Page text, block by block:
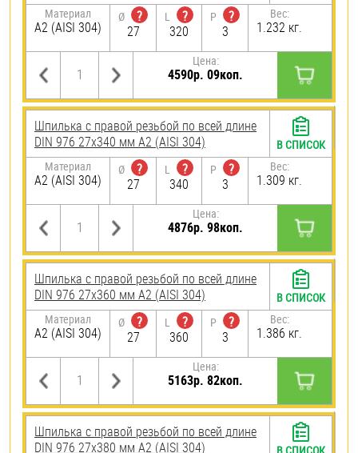
Материал
А2 (AISI 304)
Ø
?
27
L
?
320
P
?
3
Вес:
1.232 кг.
Цена:
4590р. 09коп.
Шпилька с правой резьбой по всей длине
DIN 976 27х340 мм А2 (AISI 304)
Материал
А2 (AISI 304)
Ø
?
27
L
?
340
P
?
3
Вес:
1.309 кг.
Цена:
4876р. 98коп.
В СПИСОК
Шпилька с правой резьбой по всей длине
DIN 976 27х360 мм А2 (AISI 304)
Материал
А2 (AISI 304)
Ø
?
27
L
?
360
P
?
3
Вес:
1.386 кг.
Цена:
5163р. 82коп.
В СПИСОК
Шпилька с правой резьбой по всей длине
DIN 976 27х380 мм А2 (AISI 304)